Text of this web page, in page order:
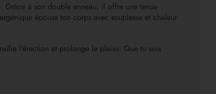
. Grâce à son double anneau, il offre une tenue
épouse ton corps avec souplesse et chaleur
l’érection et prolonge le plaisir. Que tu sois